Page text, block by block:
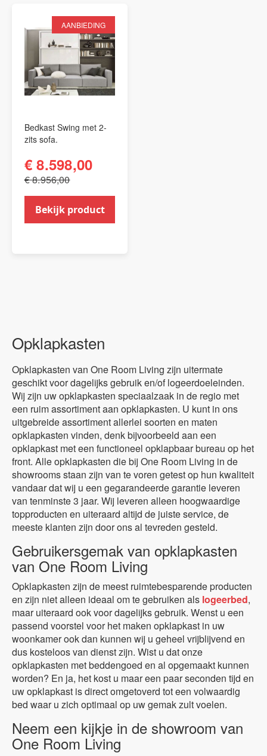
AANBIEDING
Bedkast Swing met 2-
zits sofa.
€ 8.598,00
€ 8.956,00
Bekijk product
Opklapkasten
Opklapkasten van One Room Living zijn uitermate
geschikt voor dagelijks gebruik en/of logeerdoeleinden.
Wij zijn uw opklapkasten speciaalzaak in de regio met
een ruim assortiment aan opklapkasten. U kunt in ons
uitgebreide assortiment allerlei soorten en maten
opklapkasten vinden, denk bijvoorbeeld aan een
opklapkast met een functioneel opklapbaar bureau op het
front. Alle opklapkasten die bij One Room Living in de
showrooms staan zijn van te voren getest op hun kwaliteit
vandaar dat wij u een gegarandeerde garantie leveren
van tenminste 3 jaar. Wij leveren alleen hoogwaardige
topproducten en uiteraard altijd de juiste service, de
meeste klanten zijn door ons al tevreden gesteld.
Gebruikersgemak van opklapkasten
van One Room Living
Opklapkasten zijn de meest ruimtebesparende producten
en zijn niet alleen ideaal om te gebruiken als logeerbed,
maar uiteraard ook voor dagelijks gebruik. Wenst u een
passend voorstel voor het maken opklapkast in uw
woonkamer ook dan kunnen wij u geheel vrijblijvend en
dus kosteloos van dienst zijn. Wist u dat onze
opklapkasten met beddengoed en al opgemaakt kunnen
worden? En ja, het kost u maar een paar seconden tijd en
uw opklapkast is direct omgetoverd tot een volwaardig
bed waar u zich optimaal op uw gemak zult voelen.
Neem een kijkje in de showroom van
One Room Living